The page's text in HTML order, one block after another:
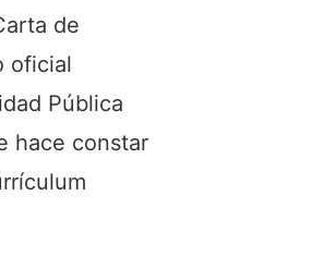
de
oficial
Pública
hace constar